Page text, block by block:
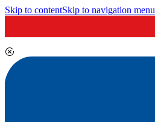
Skip to contentSkip to navigation menu